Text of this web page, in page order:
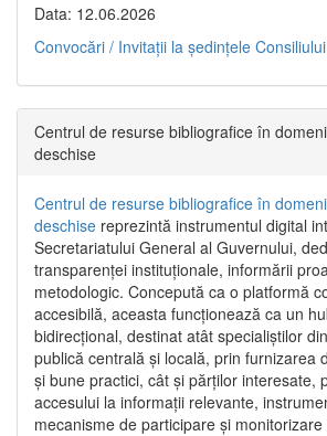
Data: 12.06.2026
Convocări / Invitaţii la şedinţele
Centrul de resurse bibliografice în
deschise
Centrul de resurse bibliografice în
deschise reprezintă instrumentul digital
Secretariatului General al Guvernului,
transparenței instituționale, informării
metodologic. Concepută ca o platformă
accesibilă, aceasta funcționează ca un
bidirecțional, destinat atât specialiștilor
publică centrală și locală, prin furnizarea
și bune practici, cât și părților interesate,
accesului la informații relevante,
mecanisme de participare și monitorizare